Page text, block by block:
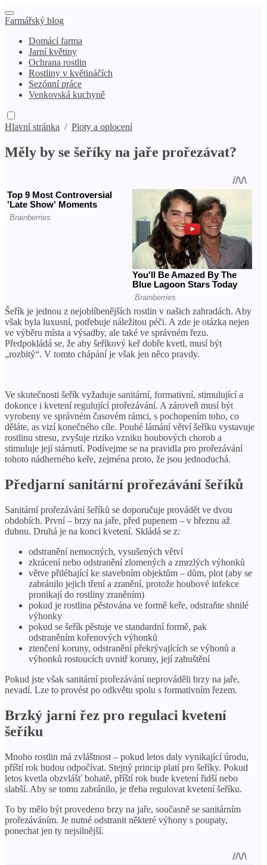
Farmářský blog
Domácí farma
Jarní květiny
Ochrana rostlin
Rostliny v květináčích
Sezónní práce
Venkovská kuchyně
Hlavní stránka / Ploty a oplocení
Měly by se šeříky na jaře prořezávat?
Šeřík je jednou z nejoblíbenějších rostlin v našich zahradách. Aby
však byla luxusní, potřebuje náležitou péči. A zde je otázka nejen
ve výběru místa a výsadby, ale také ve správném řezu.
Předpokládá se, že aby šeříkový keř dobře kvetl, musí být
„rozbitý“. V tomto chápání je však jen něco pravdy.
Ve skutečnosti šeřík vyžaduje sanitární, formativní, stimulující a
dokonce i kvetení regulující prořezávání. A zároveň musí být
vyrobeny ve správném časovém rámci, s pochopením toho, co
děláte, as vizí konečného cíle. Pouhé lámání větví šeříku vystavuje
rostlinu stresu, zvyšuje riziko vzniku houbových chorob a
stimuluje její stárnutí. Podívejme se na pravidla pro prořezávání
tohoto nádherného keře, zejména proto, že jsou jednoduchá.
Předjarní sanitární prořezávání šeříků
Sanitární prořezávání šeříků se doporučuje provádět ve dvou
obdobích. První – brzy na jaře, před pupenem – v březnu až
dubnu. Druhá je na konci kvetení. Skládá se z:
odstranění nemocných, vysušených větví
zkrácení nebo odstranění zlomených a zmrzlých výhonků
větve přiléhající ke stavebním objektům – dům, plot (aby se
zabránilo jejich tření a zranění, protože houbové infekce
pronikají do rostliny zraněním)
pokud je rostlina pěstována ve formě keře, odstraňte shnilé
výhonky
pokud se šeřík pěstuje ve standardní formě, pak
odstraněním kořenových výhonků
ztenčení koruny, odstranění překrývajících se výhonů a
výhonků rostoucích uvnitř koruny, její zahuštění
Pokud jste však sanitární prořezávání neprováděli brzy na jaře,
nevadí. Lze to provést po odkvětu spolu s formativním řezem.
Brzký jarní řez pro regulaci kvetení
šeříku
Mnoho rostlin má zvláštnost – pokud letos daly vynikající úrodu,
příští rok budou odpočívat. Stejný princip platí pro šeříky. Pokud
letos kvetla obzvlášť bohatě, příští rok bude kvetení řidší nebo
slabší. Aby se tomu zabránilo, je třeba regulovat kvetení šeříku.
To by mělo být provedeno brzy na jaře, současně se sanitárním
prořezáváním. Je nutné odstranit některé výhony s poupaty,
ponechat jen ty nejsilnější.